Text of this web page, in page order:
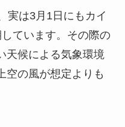
実は3月1日にもカイ
ています。その際の
天候による気象環境
空の風が想定よりも